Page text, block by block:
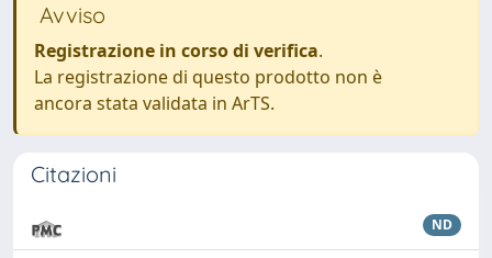
Avviso
Registrazione in corso di verifica.
La registrazione di questo prodotto non è
ancora stata validata in ArTS.
Citazioni
ND